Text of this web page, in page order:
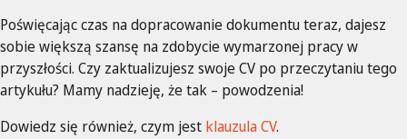
Poświęcając czas na dopracowanie dokumentu teraz, dajesz
sobie większą szansę na zdobycie wymarzonej pracy w
przyszłości. Czy zaktualizujesz swoje CV po przeczytaniu tego
artykułu? Mamy nadzieję, że tak – powodzenia!
Dowiedz się również, czym jest klauzula CV.